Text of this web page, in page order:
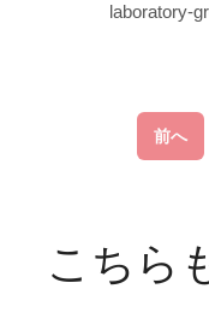
laboratory-
前へ
こちら